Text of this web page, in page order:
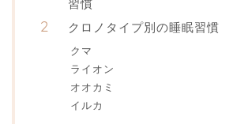
習慣
クロノタイプ別の睡眠習慣
クマ
ライオン
オオカミ
イルカ